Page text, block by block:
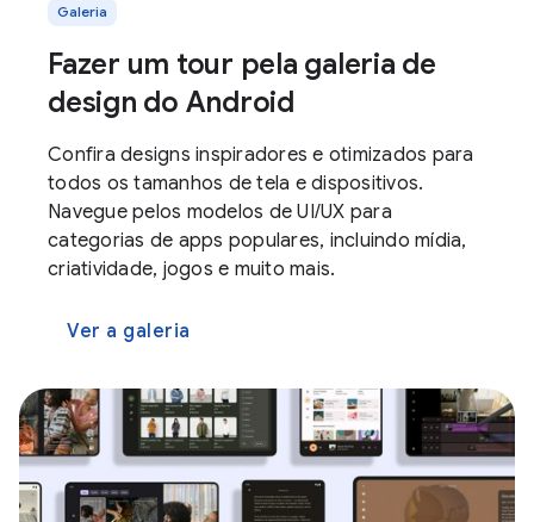
Galeria
Fazer um tour pela galeria de
design do Android
Confira designs inspiradores e otimizados para
todos os tamanhos de tela e dispositivos.
Navegue pelos modelos de UI/UX para
categorias de apps populares, incluindo mídia,
criatividade, jogos e muito mais.
Ver a galeria